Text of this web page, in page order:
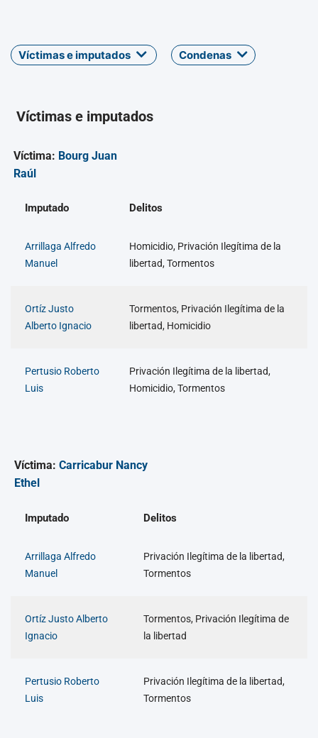
Víctimas e imputados Condenas
Víctimas e imputados
Víctima: Bourg Juan
Raúl
Imputado Delitos
Arrillaga Alfredo
Manuel
Homicidio, Privación Ilegítima de la
libertad, Tormentos
Ortíz Justo
Alberto Ignacio
Tormentos, Privación Ilegítima de la
libertad, Homicidio
Pertusio Roberto
Luis
Privación Ilegítima de la libertad,
Homicidio, Tormentos
Víctima: Carricabur Nancy
Ethel
Imputado Delitos
Arrillaga Alfredo
Manuel
Privación Ilegítima de la libertad,
Tormentos
Ortíz Justo Alberto
Ignacio
Tormentos, Privación Ilegítima de
la libertad
Pertusio Roberto
Luis
Privación Ilegítima de la libertad,
Tormentos